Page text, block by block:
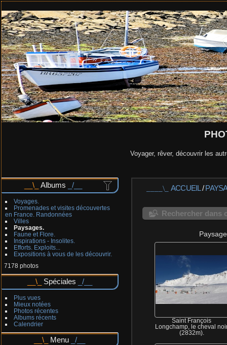
Voyager, rêver, découvrir les
Albums
Voyages.
Promenades et visites découvertes
en France. Randonnées
Villes
Paysages.
Faune et Flore.
Inspirations - Insolites.
Efforts. Exploits...
Expositions à vous de les découvrir.
7178 photos
Spéciales
Plus vues
Mieux notées
Photos récentes
Albums récents
Calendrier
Menu
ACCUEIL/
Rechercher dans
Saint François
Longchamp, le cheval
(2832m).